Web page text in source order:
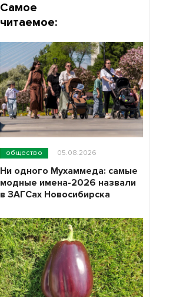
Самое
читаемое:
общество 05.08.2026
Ни одного Мухаммеда: самые
модные имена-2026 назвали
в ЗАГСах Новосибирска